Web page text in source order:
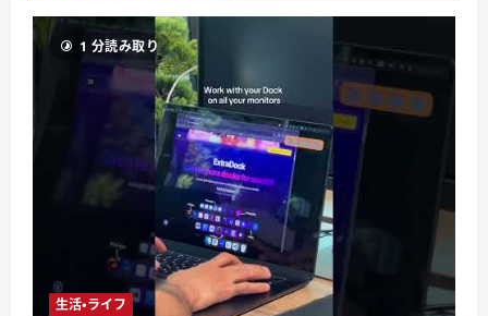
1 分読み取り
生活・ライフ